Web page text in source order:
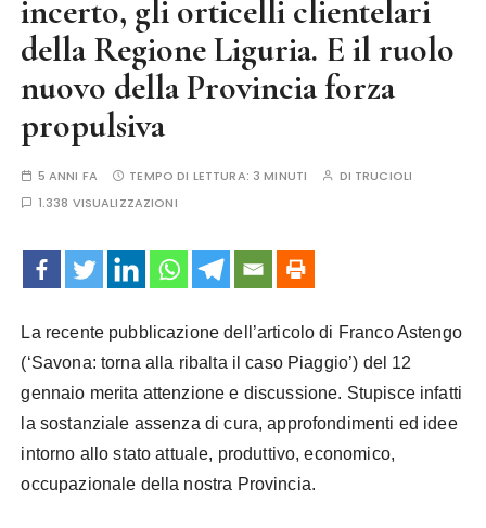
incerto, gli orticelli clientelari
della Regione Liguria. E il ruolo
nuovo della Provincia forza
propulsiva
5 ANNI FA TEMPO DI LETTURA: 3 MINUTI DI TRUCIOLI
1.338 VISUALIZZAZIONI
La recente pubblicazione dell’articolo di Franco Astengo
(‘Savona: torna alla ribalta il caso Piaggio’) del 12
gennaio merita attenzione e discussione. Stupisce infatti
la sostanziale assenza di cura, approfondimenti ed idee
intorno allo stato attuale, produttivo, economico,
occupazionale della nostra Provincia.